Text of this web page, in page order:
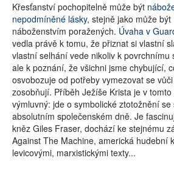
Křesťanství pochopitelně může být
nepodmíněné lásky, stejně jako může být
náboženstvím poražených. Úvaha v
vedla právě k tomu, že přiznat si vlastní
vlastní selhání vede nikoliv k povrchnímu
ale k poznání, že všichni jsme chybující,
osvobozuje od potřeby vymezovat se
zosobňují. Příběh Ježíše Krista je v
výmluvný: jde o symbolické ztotožnění
absolutním společenském dně. Je
kněz Giles Fraser, dochází ke stejnému
Against The Machine, americká hudební
levicovými, marxistickými texty...